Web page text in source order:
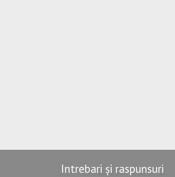
Intrebari și raspunsuri